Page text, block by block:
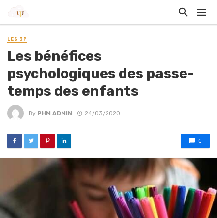
LES 3P
Les bénéfices
psychologiques des passe-
temps des enfants
By PHM ADMIN 24/03/2020
0